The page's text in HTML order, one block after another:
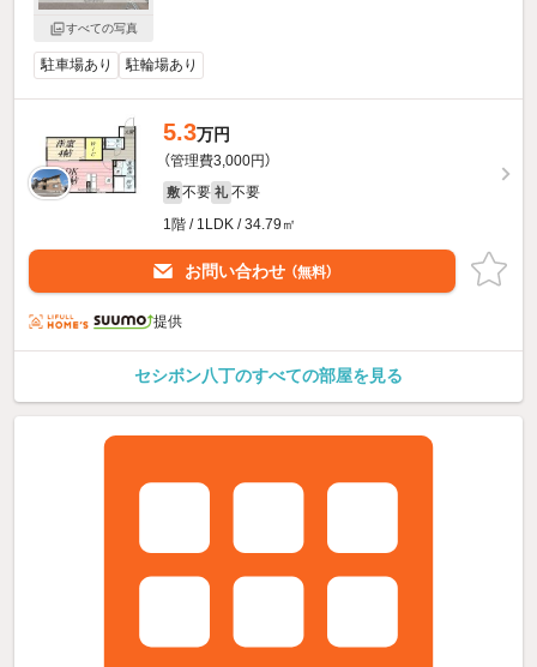
すべての写真
駐車場あり 駐輪場あり
5.3万円
（管理費3,000円）
敷 不要 礼 不要
1階 / 1LDK / 34.79㎡
お問い合わせ （無料）
提供
セシボン八丁のすべての部屋を見る